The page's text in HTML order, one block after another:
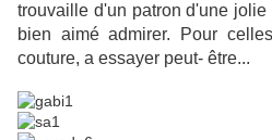
trouvaille d'un patron d'une
bien aimé admirer. Pour
couture, a essayer peut- être...